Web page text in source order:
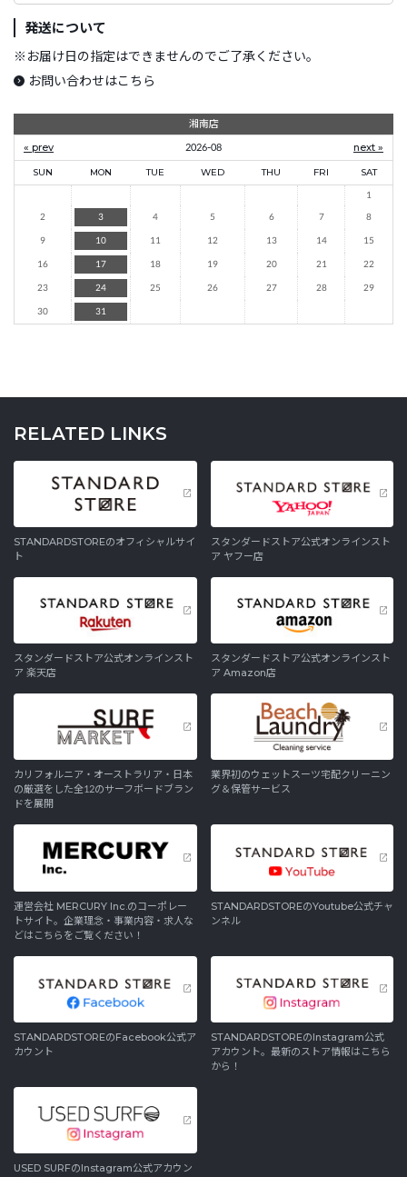
発送について
※ お届け日の指定はできませんのでご了承ください。
お問い合わせはこちら
湘南店
« prev
2026-08 next »
SUN MON TUE WED THU FRI
SAT
1
2
3 4 5 6 7
8
9
10 11 12 13 14
15
16
17 18 19 20 21
22
23
24 25 26 27 28
29
30
31
RELATED LINKS
STANDARDSTOREのオフィシャルサイ
ト
スタンダードストア公式オンラインスト
ア ヤフー店
スタンダードストア公式オンラインスト
ア 楽天店
スタンダードストア公式オンラインスト
ア Amazon店
カリフォルニア・オーストラリア・日本
の厳選をした全12のサーフボードブラン
ドを展開
業界初のウェットスーツ宅配クリーニン
グ＆保管サービス
運営会社 MERCURY Inc.のコーポレー
トサイト。企業理念・事業内容・求人な
どはこちらをご覧ください！
STANDARDSTOREのYoutube公式チャ
ンネル
STANDARDSTOREのFacebook公式ア
カウント
STANDARDSTOREのInstagram公式
アカウント。最新のストア情報はこちら
から！
USED SURFのInstagram公式アカウン